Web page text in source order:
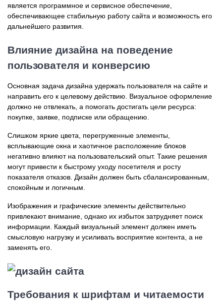
является программное и сервисное обеспечение,
обеспечивающее стабильную работу сайта и возможность его
дальнейшего развития.
Влияние дизайна на поведение
пользователя и конверсию
Основная задача дизайна удержать пользователя на сайте и
направить его к целевому действию. Визуальное оформление
должно не отвлекать, а помогать достигать цели ресурса:
покупке, заявке, подписке или обращению.
Слишком яркие цвета, перегруженные элементы,
всплывающие окна и хаотичное расположение блоков
негативно влияют на пользовательский опыт. Такие решения
могут привести к быстрому уходу посетителя и росту
показателя отказов. Дизайн должен быть сбалансированным,
спокойным и логичным.
Изображения и графические элементы действительно
привлекают внимание, однако их избыток затрудняет поиск
информации. Каждый визуальный элемент должен иметь
смысловую нагрузку и усиливать восприятие контента, а не
заменять его.
Требования к шрифтам и читаемости